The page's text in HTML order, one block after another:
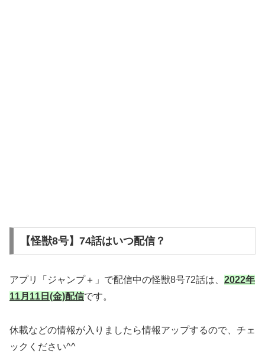
【怪獣8号】74話はいつ配信？
アプリ「ジャンプ＋」で配信中の怪獣8号72話は、 2022年
11月11日(金)配信です。
休載などの情報が入りましたら情報アップするので、チェ
ックください^^